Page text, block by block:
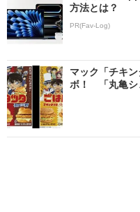
方法とは？
PR(Fav-Log)
マック「チキ
ボ！ 「丸亀シ